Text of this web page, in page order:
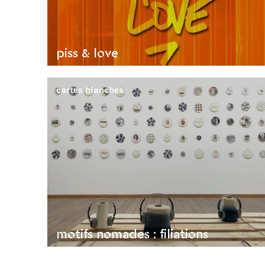
piss & love
cartes blanches
motifs nomades : filiations